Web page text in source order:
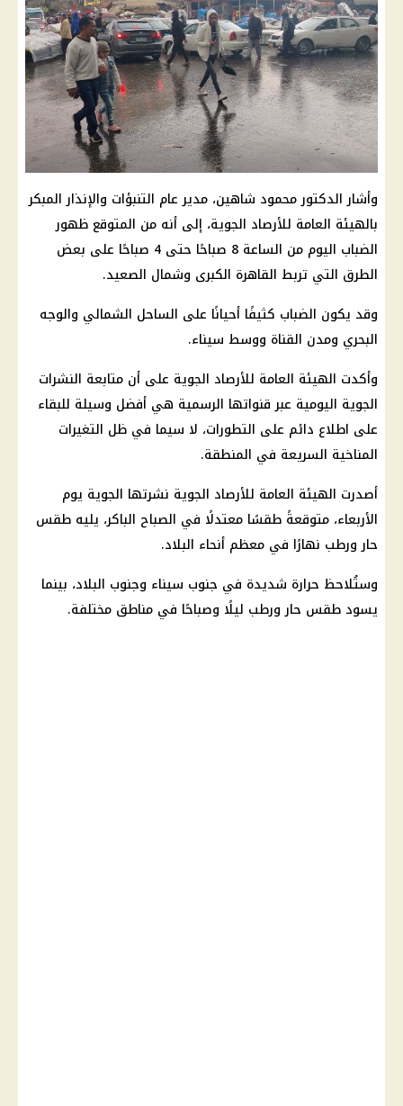
وأشار الدكتور محمود شاهين، مدير عام التنبؤات والإنذار المبكر
بالهيئة العامة للأرصاد الجوية، إلى أنه من المتوقع ظهور
الضباب اليوم من الساعة 8 صباحًا حتى 4 صباحًا على بعض
الطرق التي تربط القاهرة الكبرى وشمال الصعيد.
وقد يكون الضباب كثيفًا أحيانًا على الساحل الشمالي والوجه
البحري ومدن القناة ووسط سيناء.
وأكدت الهيئة العامة للأرصاد الجوية على أن متابعة النشرات
الجوية اليومية عبر قنواتها الرسمية هي أفضل وسيلة للبقاء
على اطلاع دائم على التطورات، لا سيما في ظل التغيرات
المناخية السريعة في المنطقة.
أصدرت الهيئة العامة للأرصاد الجوية نشرتها الجوية يوم
الأربعاء، متوقعةً طقسًا معتدلًا في الصباح الباكر، يليه طقس
حار ورطب نهارًا في معظم أنحاء البلاد.
وستُلاحظ حرارة شديدة في جنوب سيناء وجنوب البلاد، بينما
يسود طقس حار ورطب ليلًا وصباحًا في مناطق مختلفة.